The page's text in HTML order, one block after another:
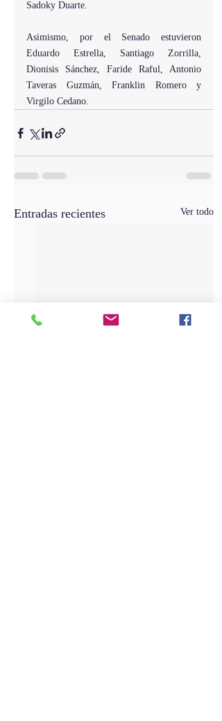
Sadoky Duarte.
Asimismo, por el Senado estuvieron
Eduardo Estrella, Santiago Zorrilla,
Dionisis Sánchez, Faride Raful, Antonio
Taveras Guzmán, Franklin Romero y
Virgilo Cedano.
Entradas recientes Ver todo